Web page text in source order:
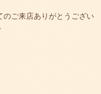
のご来店ありがとうござい